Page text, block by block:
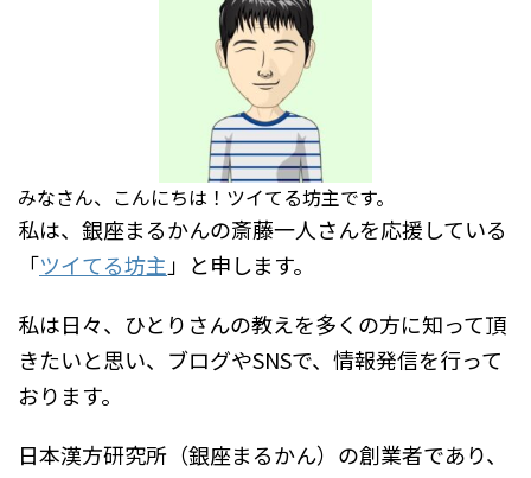
みなさん、こんにちは！ツイてる坊主です。
私は、銀座まるかんの斎藤一人さんを応援している
「ツイてる坊主 」と申します。
私は日々、ひとりさんの教えを多くの方に知って頂
きたいと思い、ブログやSNSで、情報発信を行って
おります。
日本漢方研究所（銀座まるかん）の創業者であり、